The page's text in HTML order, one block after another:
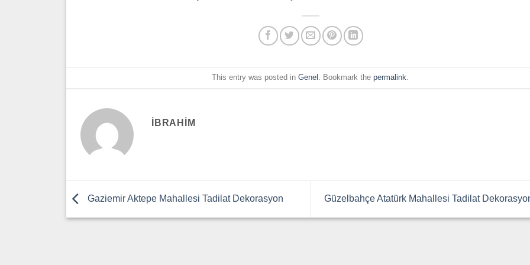
This entry was posted in Genel . Bookmark the permalink.
IBRAHIM
Gaziemir Aktepe Mahallesi Tadilat Dekorasyon Güzelbahçe Atatürk Mahallesi Tadilat